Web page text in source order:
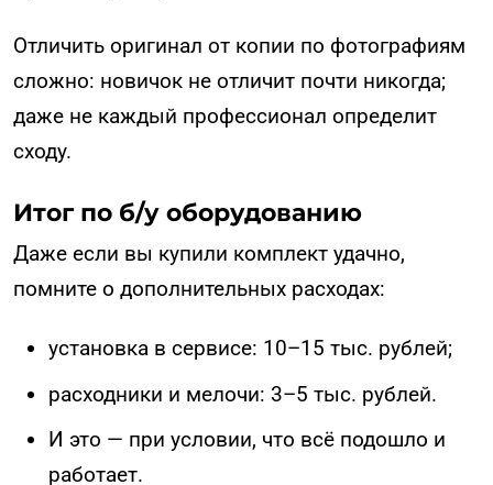
Отличить оригинал от копии по фотографиям
сложно: новичок не отличит почти никогда;
даже не каждый профессионал определит
сходу.
Итог по б/у оборудованию
Даже если вы купили комплект удачно,
помните о дополнительных расходах:
установка в сервисе: 10–15 тыс. рублей;
расходники и мелочи: 3–5 тыс. рублей.
И это — при условии, что всё подошло и
работает.